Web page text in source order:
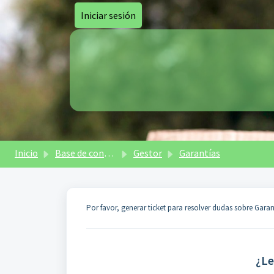
Saltar al contenido principal
Iniciar sesión
Inicio Base de conocimientos Gestor Garantías
Por favor, generar ticket para resolver dudas sobre